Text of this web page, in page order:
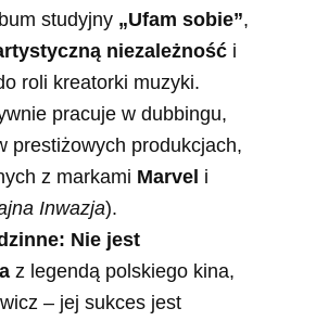
studyjny „Ufam sobie”,
niezależność i
roli kreatorki muzyki.
pracuje w dubbingu,
prestiżowych produkcjach,
z markami Marvel i
Inwazja).
Nie jest
z legendą polskiego kina,
– jej sukces jest